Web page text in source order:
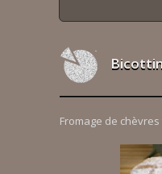
Fromage de